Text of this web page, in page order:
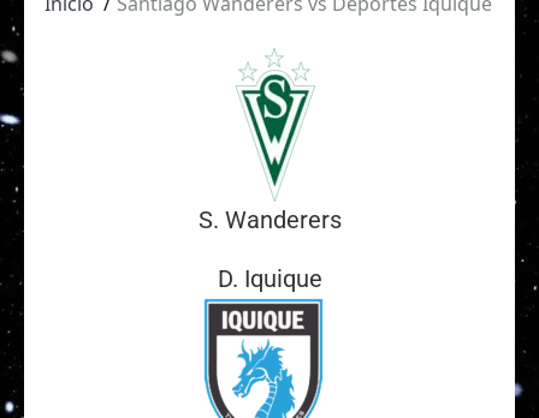
S. Wanderers
D. Iquique